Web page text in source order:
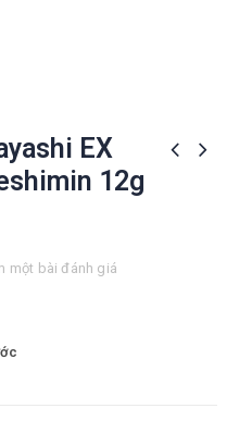
EX
12g
một bài đánh giá